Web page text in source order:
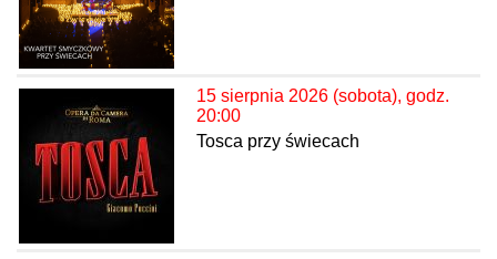
15 sierpnia 2026 (sobota), godz.
20:00
Tosca przy świecach